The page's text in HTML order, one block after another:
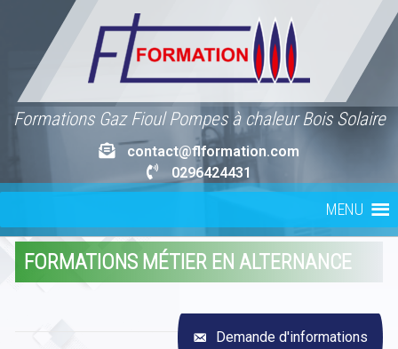
content
Formations Gaz Fioul Pompes à chaleur Bois Solaire
contact@flformation.com
0296424431
MENU
FORMATIONS MÉTIER EN ALTERNANCE
Demande d'informations